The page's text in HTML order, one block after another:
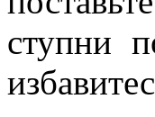
ступни